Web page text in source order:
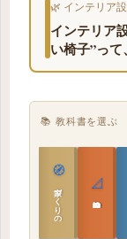
🌿 インテリア
インテリア
い椅子”っ
ッション性
📚 教科書を選ぶ
🧭
家づくりの教科書 📐
実施設計の教科書